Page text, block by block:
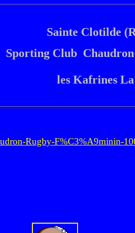
Sainte Clotilde
Sporting Club
les Kafrines
Rugby-F%C3%A9minin-